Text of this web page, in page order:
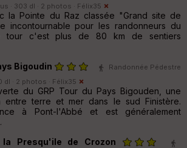
· 303 dl · 2 photos · Félix35
la Pointe du Raz classée "Grand site de
incontournable pour les randonneurs du
tour c'est plus de 80 km de sentiers
Bigoudin
Randonnée Pédestre
dl · 2 photos · Félix35
du GRP Tour du Pays Bigouden, une
entre terre et mer dans le sud Finistère.
à Pont-l'Abbé et est généralement
Presqu'ile de Crozon